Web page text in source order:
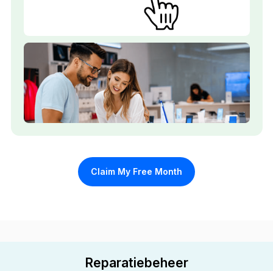
Claim My Free Month
Reparatiebeheer